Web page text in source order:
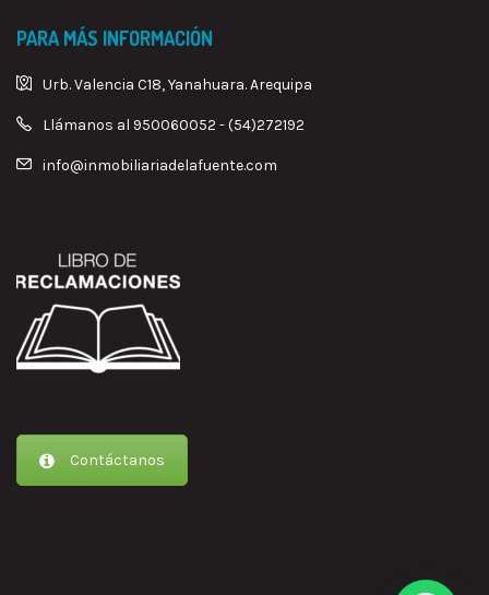
PARA MÁS INFORMACIÓN
Urb. Valencia C18, Yanahuara. Arequipa
Llámanos al 950060052 - (54)272192
info@inmobiliariadelafuente.com
Contáctanos